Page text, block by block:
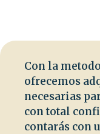
Con la
ofrecemos
necesarias
con total
contarás con